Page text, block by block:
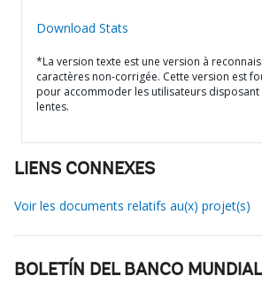
Download Stats
*La version texte est une version à
caractères non-corrigée. Cette version est
pour accommoder les utilisateurs
lentes.
LIENS CONNEXES
Voir les documents relatifs au(x) projet(s)
BOLETÍN DEL BANCO MUNDIAL